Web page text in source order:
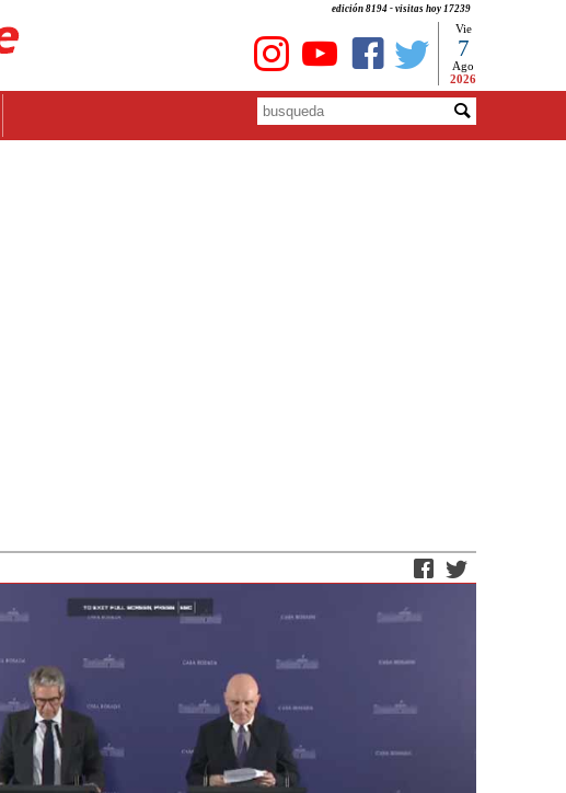
edición 8194 - visitas hoy 17239
Vie
7
Ago
2026